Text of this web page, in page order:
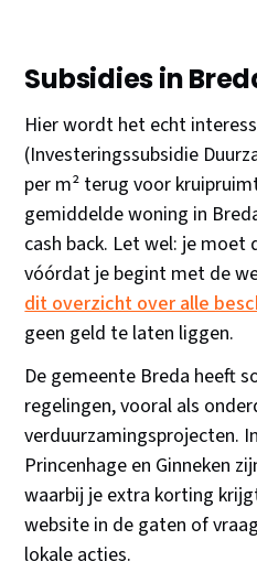
Subsidies in
Hier wordt het echt
(Investeringssubsidie
per m² terug voor
gemiddelde woning in
cash back. Let wel: je moet
vóórdat je begint met de
dit overzicht over alle
geen geld te laten liggen.
De gemeente Breda heeft
regelingen, vooral als
verduurzamingsprojecten.
Princenhage en Ginneken
waarbij je extra korting
website in de gaten of
lokale acties.